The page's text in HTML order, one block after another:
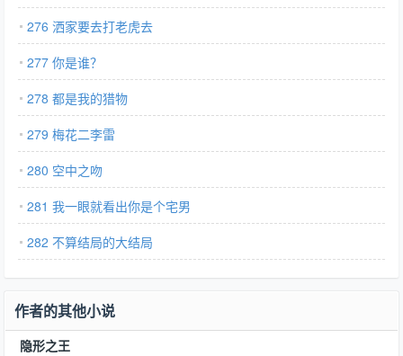
276 洒家要去打老虎去
277 你是谁？
278 都是我的猎物
279 梅花二李雷
280 空中之吻
281 我一眼就看出你是个宅男
282 不算结局的大结局
作者的其他小说
隐形之王